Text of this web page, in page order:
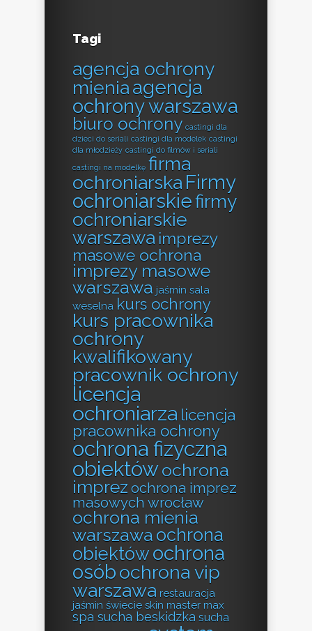
Tagi
agencja ochrony
mieniaagencja
ochrony warszawa
biuro ochrony castingi dla
dzieci do seriali castingi dla modelek castingi
dla młodzieży castingi do filmów i seriali
castingi na modelkę firma
ochroniarska Firmy
ochroniarskiefirmy
ochroniarskie
warszawa imprezy
masowe ochrona
imprezy masowe
warszawa jaśmin sala
weselna kurs ochrony
kurs pracownika
ochrony
kwalifikowany
pracownik ochrony
licencja
ochroniarza licencja
pracownika ochrony
ochrona fizyczna
obiektówochrona
imprez ochrona imprez
masowych wrocław
ochrona mienia
warszawa ochrona
obiektów ochrona
osóbochrona vip
warszawa restauracja
jaśmin świecie skin master max
spa sucha beskidzka sucha